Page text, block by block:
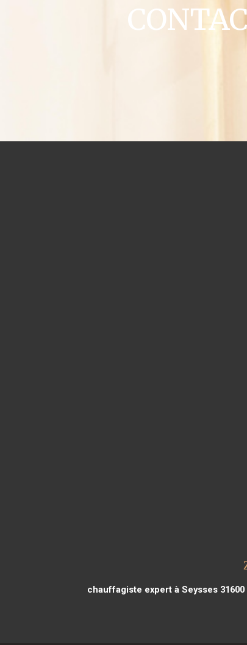
chauffagiste expert à Seysses 31600